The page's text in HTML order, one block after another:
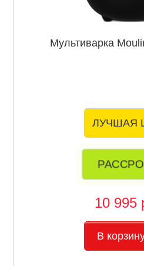
Мультиварка
ЛУЧШАЯ
10 995
В